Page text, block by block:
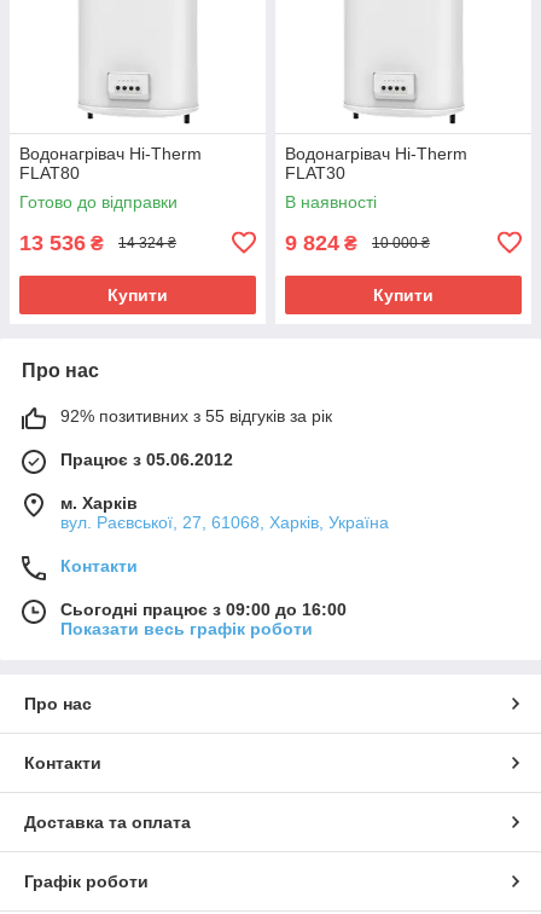
Водонагрівач Hi-Therm
FLAT80
Готово до відправки
13 536 ₴ 14 324 ₴
Купити
Водонагрівач Hi-Therm
FLAT30
В наявності
9 824 ₴ 10 000 ₴
Купити
Про нас
92% позитивних з 55 відгуків за рік
Працює з 05.06.2012
м. Харків
вул. Раєвської, 27, 61068, Харків, Україна
Контакти
Сьогодні працює з 09:00 до 16:00
Показати весь графік роботи
Про нас
Контакти
Доставка та оплата
Графік роботи